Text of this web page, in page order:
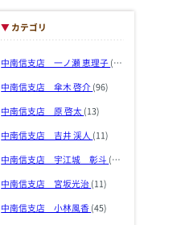
▼ カテゴリ
中南信支店 一ノ瀬 恵理子 (103)
中南信支店 傘木 啓介 (96)
中南信支店 原 啓太 (13)
中南信支店 吉井 渓人 (11)
中南信支店 宇江城 彰斗 (36)
中南信支店 宮坂光治 (11)
中南信支店 小林風香 (45)